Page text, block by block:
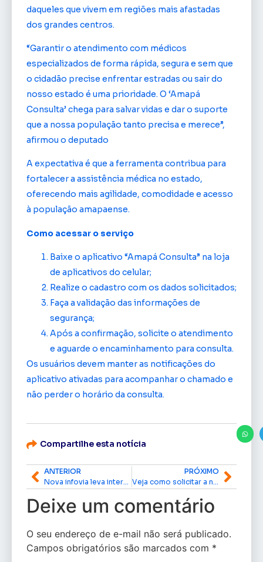
daqueles que vivem em regiões mais afastadas
dos grandes centros.
“Garantir o atendimento com médicos
especializados de forma rápida, segura e sem que
o cidadão precise enfrentar estradas ou sair do
nosso estado é uma prioridade. O ‘Amapá
Consulta’ chega para salvar vidas e dar o suporte
que a nossa população tanto precisa e merece”,
afirmou o deputado
A expectativa é que a ferramenta contribua para
fortalecer a assistência médica no estado,
oferecendo mais agilidade, comodidade e acesso
à população amapaense.
Como acessar o serviço
Baixe o aplicativo “Amapá Consulta” na loja
de aplicativos do celular;
Realize o cadastro com os dados solicitados;
Faça a validação das informações de
segurança;
Após a confirmação, solicite o atendimento
e aguarde o encaminhamento para consulta.
Os usuários devem manter as notificações do
aplicativo ativadas para acompanhar o chamado e
não perder o horário da consulta.
Compartilhe esta notícia
ANTERIOR
Nova infovia leva internet de alta velocidade para mais de 1,5 milhão de pessoas no Amapá e Pará
PRÓXIMO
Veja como solicitar a nova Carteira de Identidade Nacional pelo celular
Deixe um comentário
O seu endereço de e-mail não será publicado.
Campos obrigatórios são marcados com *